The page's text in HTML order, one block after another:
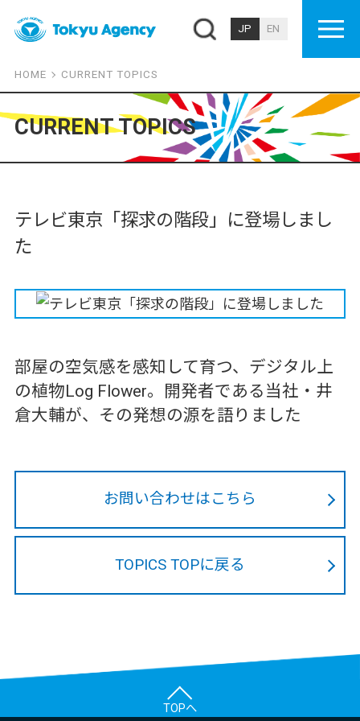
JP EN
HOME CURRENT TOPICS
CURRENT TOPICS
テレビ東京「探求の階段」に登場しまし
た
部屋の空気感を感知して育つ、デジタル上
の植物Log Flower。開発者である当社・井
倉大輔が、その発想の源を語りました
お問い合わせはこちら
TOPICS TOPに戻る
TOPへ